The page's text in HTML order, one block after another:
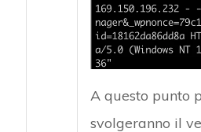
A questo punto
svolgeranno il